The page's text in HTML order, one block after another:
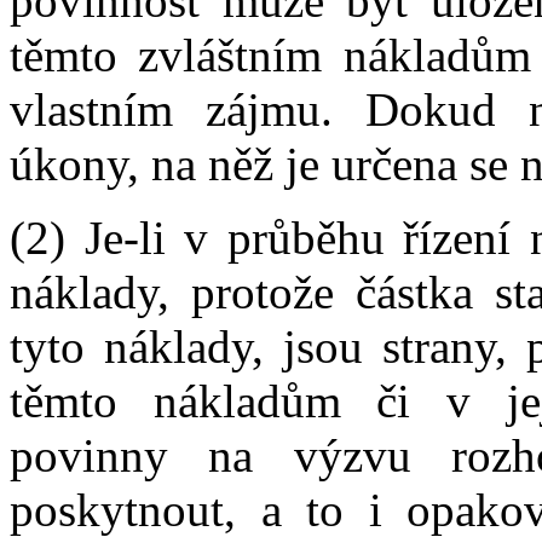
těmto zvláštním
vlastním zájmu. Dokud
úkony, na něž je určena se
(2) Je-li v průběhu řízení
náklady, protože částka
tyto náklady, jsou strany,
těmto nákladům či v
povinny na výzvu
poskytnout, a to i